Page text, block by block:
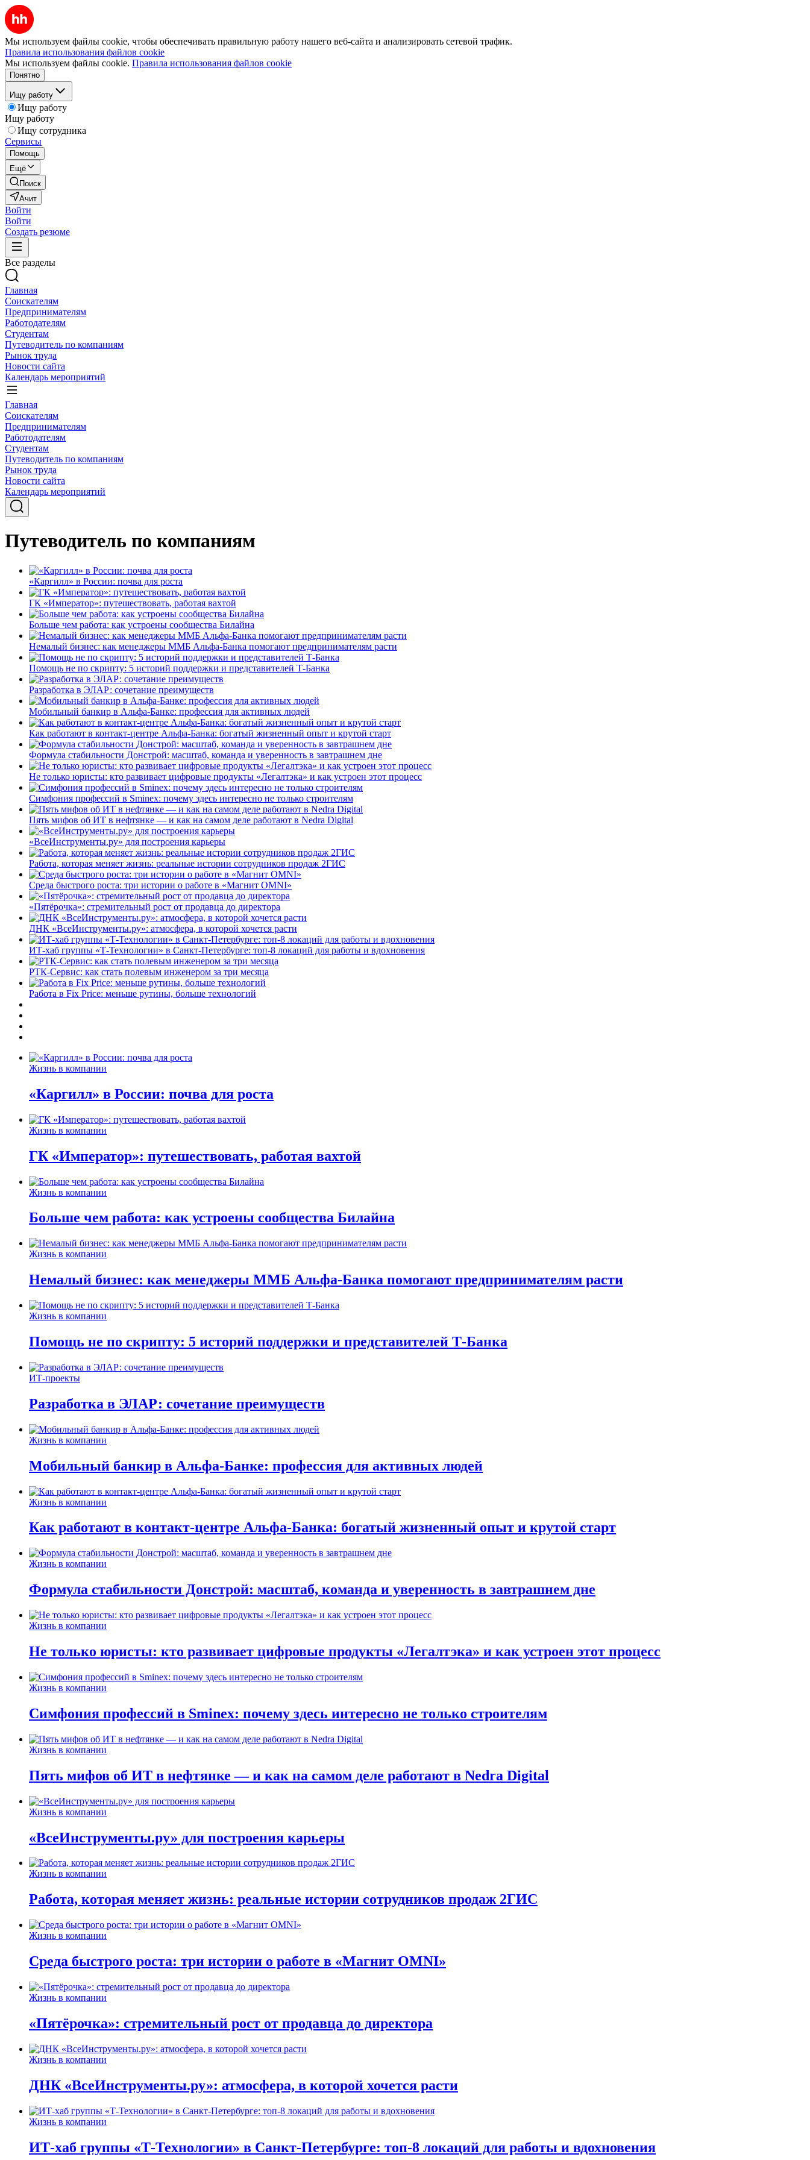
Мы используем файлы cookie, чтобы обеспечивать правильную работу нашего веб-сайта и анализировать сетевой трафик.
Правила использования файлов cookie
Мы используем файлы cookie. Правила использования файлов cookie
Понятно
Ищу работу
Ищу работу
Ищу работу
Ищу сотрудника
Сервисы
Помощь
Ещё
Поиск
Ачит
Войти
Войти
Создать резюме
Все разделы
Главная
Соискателям
Предпринимателям
Работодателям
Студентам
Путеводитель по компаниям
Рынок труда
Новости сайта
Календарь мероприятий
Главная
Соискателям
Предпринимателям
Работодателям
Студентам
Путеводитель по компаниям
Рынок труда
Новости сайта
Календарь мероприятий
Путеводитель по компаниям
«Каргилл» в России: почва для роста
ГК «Император»: путешествовать, работая вахтой
Больше чем работа: как устроены сообщества Билайна
Немалый бизнес: как менеджеры ММБ Альфа-Банка помогают предпринимателям расти
Помощь не по скрипту: 5 историй поддержки и представителей Т-Банка
Разработка в ЭЛАР: сочетание преимуществ
Мобильный банкир в Альфа-Банке: профессия для активных людей
Как работают в контакт-центре Альфа-Банка: богатый жизненный опыт и крутой старт
Формула стабильности Донстрой: масштаб, команда и уверенность в завтрашнем дне
Не только юристы: кто развивает цифровые продукты «Легалтэка» и как устроен этот процесс
Симфония профессий в Sminex: почему здесь интересно не только строителям
Пять мифов об ИТ в нефтянке — и как на самом деле работают в Nedra Digital
«ВсеИнструменты.ру» для построения карьеры
Работа, которая меняет жизнь: реальные истории сотрудников продаж 2ГИС
Среда быстрого роста: три истории о работе в «Магнит OMNI»
«Пятёрочка»: стремительный рост от продавца до директора
ДНК «ВсеИнструменты.ру»: атмосфера, в которой хочется расти
ИТ-хаб группы «Т-Технологии» в Санкт-Петербурге: топ-8 локаций для работы и вдохновения
РТК-Сервис: как стать полевым инженером за три месяца
Работа в Fix Price: меньше рутины, больше технологий
Жизнь в компании
«Каргилл» в России: почва для роста
Жизнь в компании
ГК «Император»: путешествовать, работая вахтой
Жизнь в компании
Больше чем работа: как устроены сообщества Билайна
Жизнь в компании
Немалый бизнес: как менеджеры ММБ Альфа-Банка помогают предпринимателям расти
Жизнь в компании
Помощь не по скрипту: 5 историй поддержки и представителей Т-Банка
ИТ-проекты
Разработка в ЭЛАР: сочетание преимуществ
Жизнь в компании
Мобильный банкир в Альфа-Банке: профессия для активных людей
Жизнь в компании
Как работают в контакт-центре Альфа-Банка: богатый жизненный опыт и крутой старт
Жизнь в компании
Формула стабильности Донстрой: масштаб, команда и уверенность в завтрашнем дне
Жизнь в компании
Не только юристы: кто развивает цифровые продукты «Легалтэка» и как устроен этот процесс
Жизнь в компании
Симфония профессий в Sminex: почему здесь интересно не только строителям
Жизнь в компании
Пять мифов об ИТ в нефтянке — и как на самом деле работают в Nedra Digital
Жизнь в компании
«ВсеИнструменты.ру» для построения карьеры
Жизнь в компании
Работа, которая меняет жизнь: реальные истории сотрудников продаж 2ГИС
Жизнь в компании
Среда быстрого роста: три истории о работе в «Магнит OMNI»
Жизнь в компании
«Пятёрочка»: стремительный рост от продавца до директора
Жизнь в компании
ДНК «ВсеИнструменты.ру»: атмосфера, в которой хочется расти
Жизнь в компании
ИТ-хаб группы «Т-Технологии» в Санкт-Петербурге: топ-8 локаций для работы и вдохновения